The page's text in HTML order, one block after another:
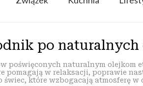
po naturalnych
poświęconych naturalnym olejkom
pomagają w relaksacji, poprawie
które wzbogacają atmosferę w